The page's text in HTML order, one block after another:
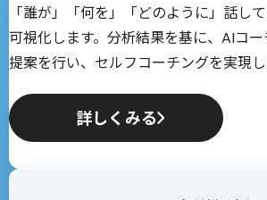
「誰が」「何を」「どのように」話し
可視化します。分析結果を基に、AIコ
提案を行い、セルフコーチングを実現し
詳しくみる